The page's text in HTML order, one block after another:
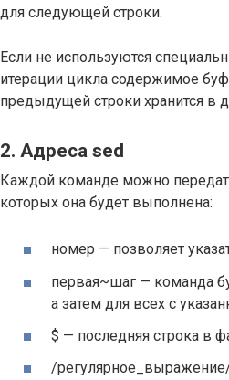
для следующей строки.
Если не используются
итерации цикла содержимое
предыдущей строки хранится в
2. Адреса sed
Каждой команде можно
которых она будет выполнена:
номер — позволяет
первая~шаг — команда
а затем для всех с
$ — последняя строка в
/